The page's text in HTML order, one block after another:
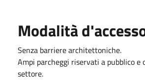
Modalità
Senza barriere architettoniche.
Ampi parcheggi riservati a pubblico e
settore.